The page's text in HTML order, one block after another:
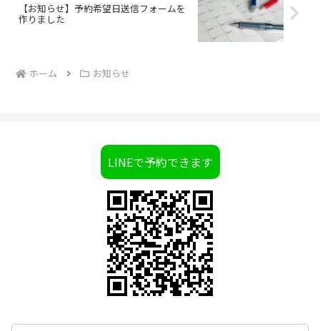
【お知らせ】予約希望日送信フォームを
作りました
ホーム お知らせ
LINEで予約できます